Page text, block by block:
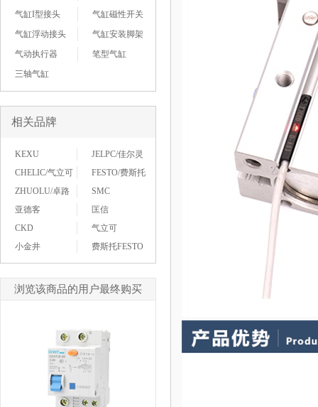
气缸I型接头
气缸磁性开关
气缸浮动接头
气缸安装脚架
气动执行器
笔型气缸
三轴气缸
相关品牌
KEXU
JELPC/佳尔灵
CHELIC/气立可
FESTO/费斯托
ZHUOLU/卓路
SMC
亚德客
匡信
CKD
气立可
小金井
费斯托FESTO
浏览该商品的用户最终购买